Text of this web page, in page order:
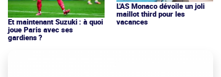
Et maintenant Suzuki : à quoi
joue Paris avec ses
gardiens ?
L'AS Monaco dévoile un joli
maillot third pour les
vacances